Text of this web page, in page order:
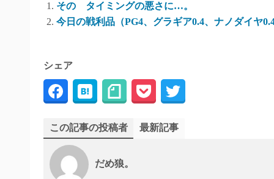
その タイミングの悪さに…。
今日の戦利品（PG4、グラギア0.4、ナノダイヤ
シェア
この記事の投稿者 最新記事
だめ狼。